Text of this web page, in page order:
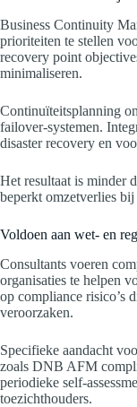
Business Continuity
prioriteiten te stellen
recovery point
minimaliseren.
Continuïteitsplanning
failover-systemen.
disaster recovery en
Het resultaat is minder
beperkt omzetverlies
Voldoen aan wet- en
Consultants voeren
organisaties te helpen
op compliance risico’s
veroorzaken.
Specifieke aandacht
zoals DNB AFM
periodieke self-
toezichthouders.